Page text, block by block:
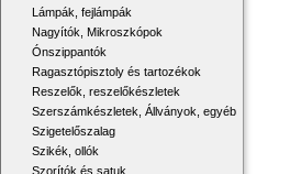
Lámpák, fejlámpák
Nagyítók, Mikroszkópok
Ónszippantók
Ragasztópisztoly és tartozékok
Reszelők, reszelőkészletek
Szerszámkészletek, Állványok, egyéb
Szigetelőszalag
Szikék, ollók
Szorítók és satuk